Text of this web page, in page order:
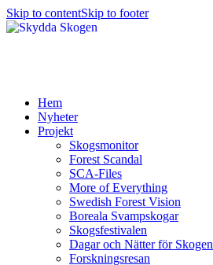
Skip to contentSkip to footer
Hem
Nyheter
Projekt
Skogsmonitor
Forest Scandal
SCA-Files
More of Everything
Swedish Forest Vision
Boreala Svampskogar
Skogsfestivalen
Dagar och Nätter för Skogen
Forskningsresan